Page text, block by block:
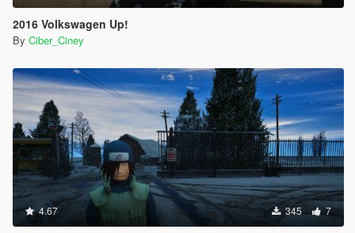
2016 Volkswagen Up!
By Ciber_Ciney
4.67 345 7